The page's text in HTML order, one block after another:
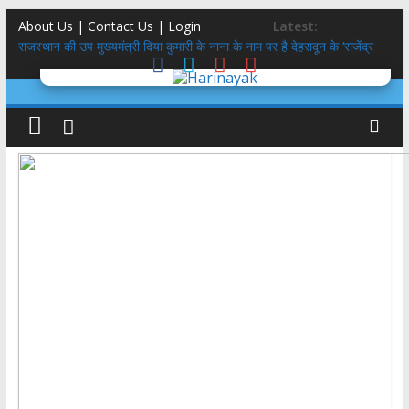
About Us | Contact Us | Login
Latest:
राजस्थान की उप मुख्यमंत्री दिया कुमारी के नाना के नाम पर है देहरादून के ‘राजेंद्र
नगर’ का नाम
तमन्ना मलिक को बुर्के में कांवड़ लाने पर SDM कोर्ट से नोट‍िस, भरे 20-20 हज़ार के
बंधपत्र
पैसे लेकर प्रमोट क‍िया आपत्तिजनक कंटेंट, मार्क जुकरबर्ग ने मांगी माफी
हाथ-कलाई पर ‘ॐ’, महाकाल ….लस्ट जिहाद जाल में फंसी किशोरी मिली,आरोपित
सलमान गायब